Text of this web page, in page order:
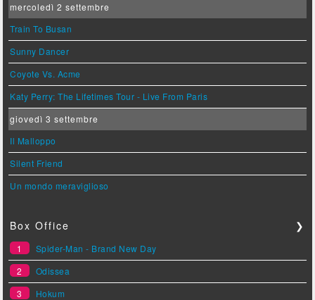
mercoledì 2 settembre
Train To Busan
Sunny Dancer
Coyote Vs. Acme
Katy Perry: The Lifetimes Tour - Live From Paris
giovedì 3 settembre
Il Malloppo
Silent Friend
Un mondo meraviglioso
Box Office ❯
1
Spider-Man - Brand New Day
2
Odissea
3
Hokum